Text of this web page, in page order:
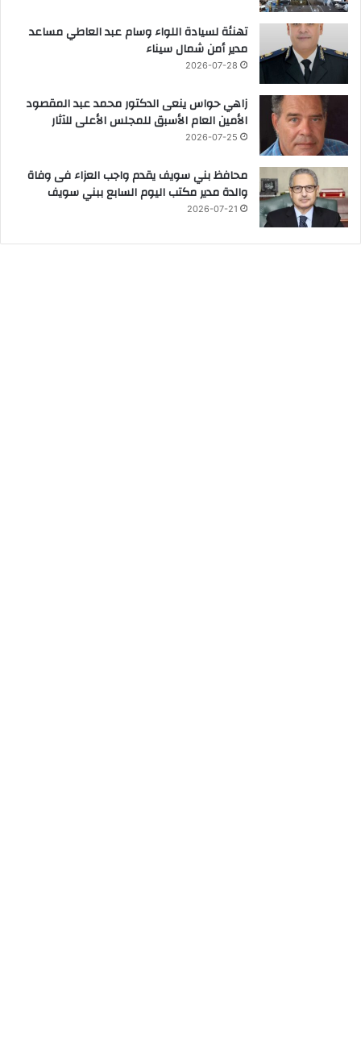
تهنئة لسيادة اللواء وسام عبد العاطي مساعد
مدير أمن شمال سيناء
2026-07-28
زاهي حواس ينعى الدكتور محمد عبد المقصود
الأمين العام الأسبق للمجلس الأعلى للآثار
2026-07-25
محافظ بني سويف يقدم واجب العزاء فى وفاة
والدة مدير مكتب اليوم السابع ببني سويف
2026-07-21